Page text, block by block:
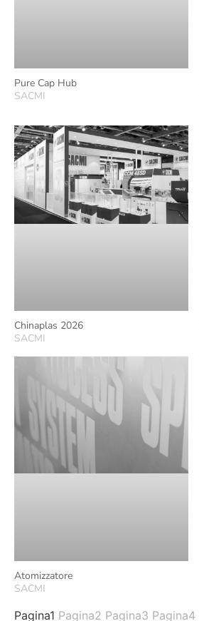
Pure Cap Hub
SACMI
Chinaplas 2026
SACMI
Atomizzatore
SACMI
Pagina1 Pagina2 Pagina3 Pagina4